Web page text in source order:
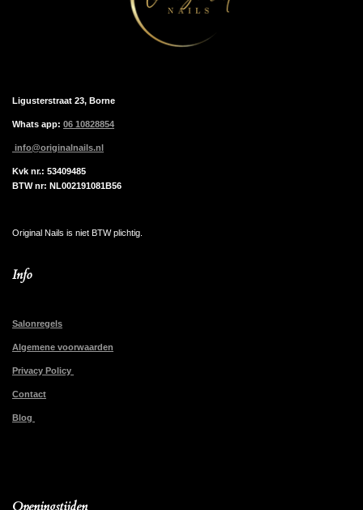
Ligusterstraat 23, Borne
Whats app: 06 10828854
info@originalnails.nl
Kvk nr.: 53409485
BTW nr: NL002191081B56
Original Nails is niet BTW plichtig.
Info
Salonregels
Algemene voorwaarden
Privacy Policy
Contact
Blog